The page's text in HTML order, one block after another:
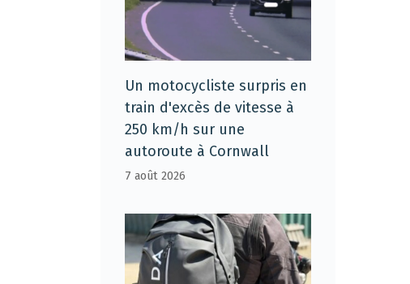
Un motocycliste surpris en
train d'excès de vitesse à
250 km/h sur une
autoroute à Cornwall
7 août 2026